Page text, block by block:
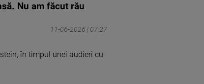
Nu am făcut rău
11-06-2026 | 07:27
în timpul unei audieri cu